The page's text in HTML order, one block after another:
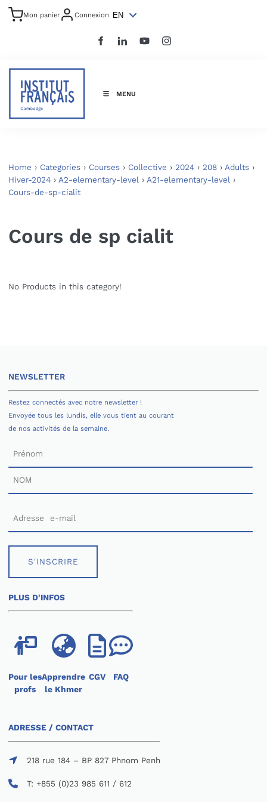
Mon panier Connexion EN
MENU
Home › Categories › Courses › Collective › 2024 › 208 › Adults ›
Hiver-2024 › A2-elementary-level › A21-elementary-level ›
Cours-de-sp-cialit
Cours de sp cialit
No Products in this category!
NEWSLETTER
Restez connectés avec notre newsletter !
Envoyée tous les lundis, elle vous tient au courant
de nos activités de la semaine.
S'INSCRIRE
PLUS D'INFOS
Pour les
profs
Apprendre
le Khmer
CGV FAQ
ADRESSE / CONTACT
218 rue 184 – BP 827 Phnom Penh
T: +855 (0)23 985 611 / 612